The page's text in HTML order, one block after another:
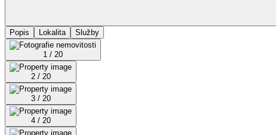
Popis
Lokalita Služby
1 / 20
2 / 20
3 / 20
4 / 20